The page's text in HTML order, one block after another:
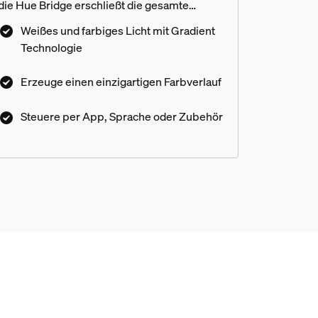
Hue Bridge erschließt die gesamte
Palette intelligenter
Beleuchtungsfunktionen.
Weißes und farbiges Licht mit Gradient
Technologie
Erzeuge einen einzigartigen Farbverlauf
Steuere per App, Sprache oder Zubehör